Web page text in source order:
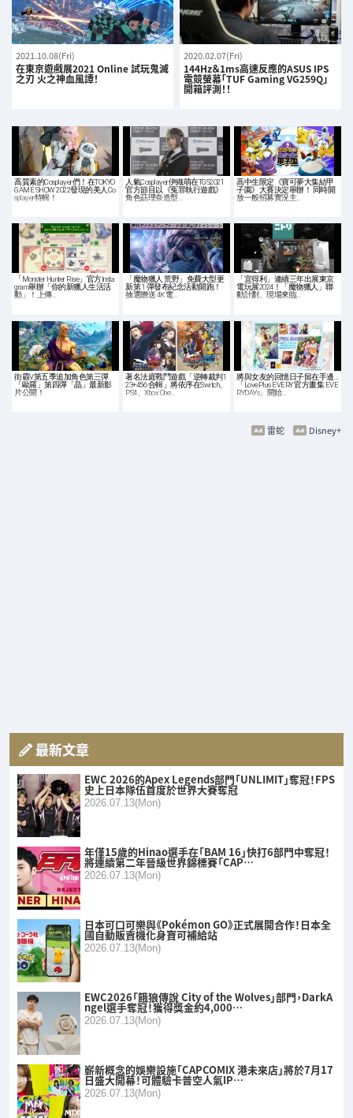
2021.10.08(Fri)
在東京遊戲展2021 Online 試玩鬼滅
之刃 火之神血風譚！
2020.02.07(Fri)
144Hz＆1ms高速反應的ASUS IPS
電競螢幕「TUF Gaming VG259Q」
開箱評測！！
高質素的Cosplayer們！在TOKYO
GAME SHOW 2022發現的美人Co
splayer特輯！
人氣Cosplayer伊織萌在TGS2021
官方節目以《冤罪執行遊戲》
角色莇理奈造型…
高中生限定《寶可夢大集結甲
子園》大賽決定舉辦！ 同時開
放一般招募實況主…
「Monster Hunter Rise」官方Insta
gram舉辦「你的新獵人生活活
動」！上傳…
「魔物獵人 荒野」免費大型更
新第 1 彈發布紀念活動開跑！
抽選贈送 4K 電…
「宜得利」連續三年出展東京
電玩展2024！「魔物獵人」聯
動計劃、現場來臨…
街霸V第五季追加角色第三彈
「歐羅」第四彈「晶」最新影
片公開！
著名法庭戰鬥遊戲「逆轉裁判1
23+456 合輯」將依序在Switch、
PS4、Xbox One…
將與女友的回憶日子留在手邊…
「LovePlus EVERY 官方畫集 EVE
RYDAYs」開始…
Disney+
雷蛇
最新文章
EWC 2026的Apex Legends部門「UNLIMIT」奪冠！FPS
史上日本隊伍首度於世界大賽奪冠
2026.07.13(Mon)
年僅15歲的Hinao選手在「BAM 16」快打6部門中奪冠！
將連續第二年晉級世界錦標賽「CAP…
2026.07.13(Mon)
日本可口可樂與《Pokémon GO》正式展開合作！日本全
國自動販賣機化身寶可補給站
2026.07.13(Mon)
EWC2026「餓狼傳說 City of the Wolves」部門，DarkA
ngel選手奪冠！獲得獎金約4,000…
2026.07.13(Mon)
嶄新概念的娛樂設施「CAPCOMIX 港未來店」將於7月17
日盛大開幕！可體驗卡普空人氣IP…
2026.07.13(Mon)